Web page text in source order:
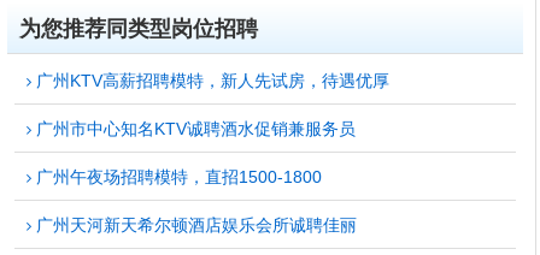
为您推荐同类型岗位招聘
广州KTV高薪招聘模特，新人先试房，待遇优厚
广州市中心知名KTV诚聘酒水促销兼服务员
广州午夜场招聘模特，直招1500-1800
广州天河新天希尔顿酒店娱乐会所诚聘佳丽